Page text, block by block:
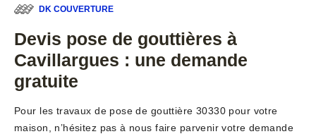
DK COUVERTURE
Devis pose de gouttières à
Cavillargues : une demande
gratuite
Pour les travaux de pose de gouttière 30330 pour votre
maison, n’hésitez pas à nous faire parvenir votre demande